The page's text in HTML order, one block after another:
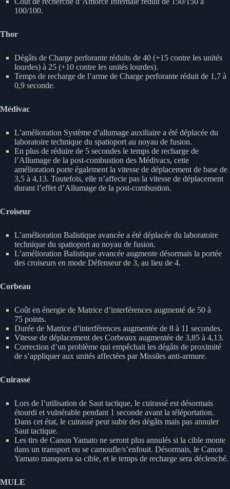
100/100.
Thor
Dégâts de Charge perforante réduits de 40 (+15 contre les unités
lourdes) à 25 (+10 contre les unités lourdes).
Temps de recharge de l’arme de Charge perforante réduit de 1,7 à
0,9 seconde.
Médivac
L’amélioration Système d’allumage auxiliaire a été déplacée du
laboratoire technique du spatioport au noyau de fusion.
En plus de réduire de 5 secondes le temps de recharge de
l’Allumage de la post-combustion des Médivacs, cette
amélioration porte également la vitesse de déplacement de base de
3,5 à 4,13. Toutefois, elle n’affecte pas la vitesse de déplacement
durant l’effet d’Allumage de la post-combustion.
Croiseur
L’amélioration Balistique avancée a été déplacée du laboratoire
technique du spatioport au noyau de fusion.
L’amélioration Balistique avancée augmente désormais la portée
des croiseurs en mode Défenseur de 3, au lieu de 4.
Corbeau
Coût en énergie de Matrice d’interférences augmenté de 50 à
75 points.
Durée de Matrice d’interférences augmentée de 8 à 11 secondes.
Vitesse de déplacement des Corbeaux augmentée de 3,85 à 4,13.
Correction d’un problème qui empêchait les dégâts de proximité
de s’appliquer aux unités affectées par Missiles anti-armure.
Cuirassé
Lors de l’utilisation de Saut tactique, le cuirassé est désormais
étourdi et vulnérable pendant 1 seconde avant la téléportation.
Dans cet état, le cuirassé peut subir des dégâts mais pas annuler
Saut tactique.
Les tirs de Canon Yamato ne seront plus annulés si la cible monte
dans un transport ou se camoufle/s’enfouit. Désormais, le Canon
Yamato manquera sa cible, et le temps de recharge sera déclenché.
MULE